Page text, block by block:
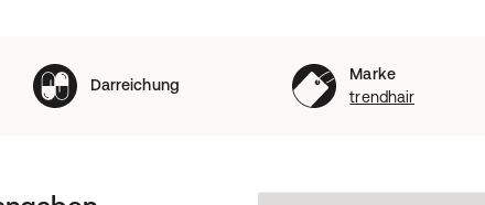
Darreichung
Marke
trendhair